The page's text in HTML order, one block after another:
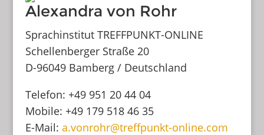
Alexandra von Rohr
Sprachinstitut TREFFPUNKT-ONLINE
Schellenberger Straße 20
D-96049 Bamberg / Deutschland
Telefon: +49 951 20 44 04
Mobile: +49 179 518 46 35
E-Mail: a.vonrohr@treffpunkt-online.com